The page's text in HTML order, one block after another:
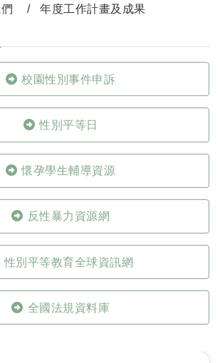
年度工作計畫及成果
校園性別事件申訴
性別平等日
懷孕學生輔導資源
反性暴力資源網
性別平等教育全球資訊網
全國法規資料庫